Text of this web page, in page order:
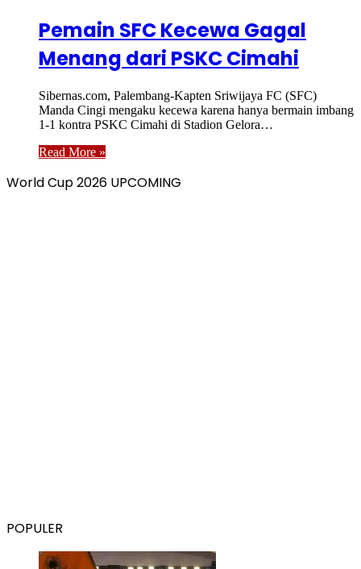
Pemain SFC Kecewa Gagal
Menang dari PSKC Cimahi
Sibernas.com, Palembang-Kapten Sriwijaya FC (SFC)
Manda Cingi mengaku kecewa karena hanya bermain imbang
1-1 kontra PSKC Cimahi di Stadion Gelora…
Read More »
World Cup 2026 UPCOMING
POPULER